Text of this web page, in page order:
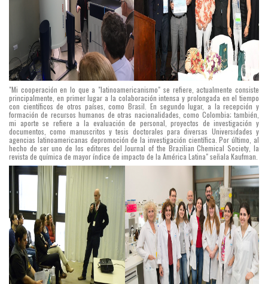
"Mi cooperación en lo que a "latinoamericanismo" se refiere, actualmente consiste
principalmente, en primer lugar a la colaboración intensa y prolongada en el tiempo
con científicos de otros países, como Brasil. En segundo lugar, a la recepción y
formación de recursos humanos de otras nacionalidades, como Colombia; también,
mi aporte se refiere a la evaluación de personal, proyectos de investigación y
documentos, como manuscritos y tesis doctorales para diversas Universidades y
agencias latinoamericanas depromoción de la investigación científica. Por último, al
hecho de ser uno de los editores del Journal of the Brazilian Chemical Society, la
revista de química de mayor índice de impacto de la América Latina" señala Kaufman.